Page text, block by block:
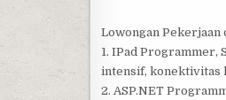
Lowongan Pekerjaan
1. IPad Programmer,
intensif, konektivitas
2. ASP.NET